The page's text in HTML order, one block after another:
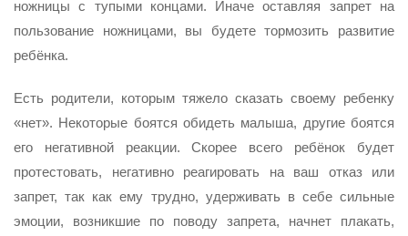
ножницы с тупыми концами. Иначе оставляя запрет на
пользование ножницами, вы будете тормозить развитие
ребёнка.
Есть родители, которым тяжело сказать своему ребенку
«нет». Некоторые боятся обидеть малыша, другие боятся
его негативной реакции. Скорее всего ребёнок будет
протестовать, негативно реагировать на ваш отказ или
запрет, так как ему трудно, удерживать в себе сильные
эмоции, возникшие по поводу запрета, начнет плакать,